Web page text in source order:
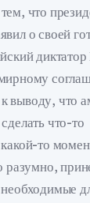
тем, что
о своей
выводу, что
что-то
то
разумно,